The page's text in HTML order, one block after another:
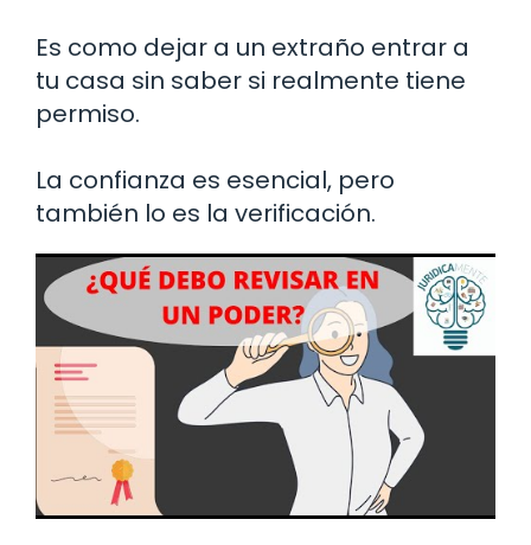
Es como dejar a un extraño entrar a
tu casa sin saber si realmente tiene
permiso.
La confianza es esencial, pero
también lo es la verificación.